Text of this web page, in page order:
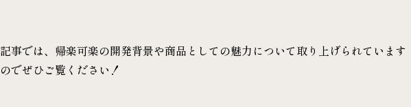
記事では、帰楽可楽の開発背景や商品としての魅力について取り上げられています
のでぜひご覧ください！